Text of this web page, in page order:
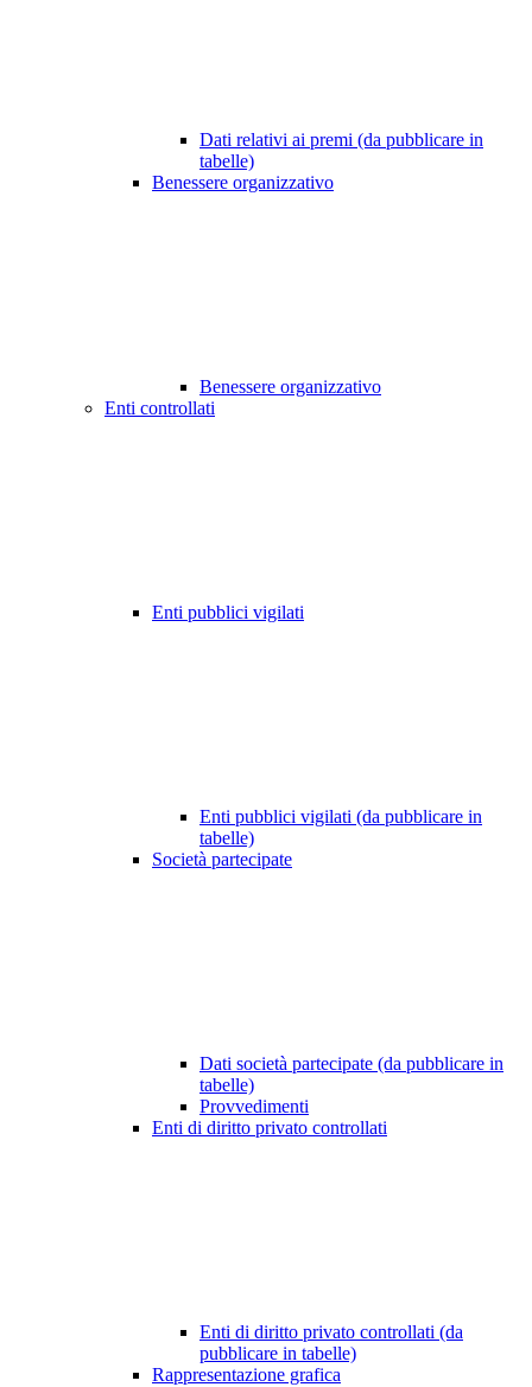
Dati relativi ai premi (da pubblicare in
tabelle)
Benessere organizzativo
Benessere organizzativo
Enti controllati
Enti pubblici vigilati
Enti pubblici vigilati (da pubblicare in
tabelle)
Società partecipate
Dati società partecipate (da pubblicare in
tabelle)
Provvedimenti
Enti di diritto privato controllati
Enti di diritto privato controllati (da
pubblicare in tabelle)
Rappresentazione grafica